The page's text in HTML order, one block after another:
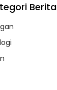
Berita